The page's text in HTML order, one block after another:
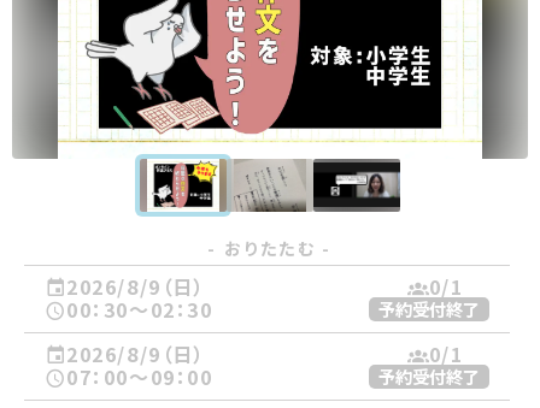
- おりたたむ -
2026/8/9（日）
00：30〜02：30
0/1
予約受付終了
2026/8/9（日）
07：00〜09：00
0/1
予約受付終了